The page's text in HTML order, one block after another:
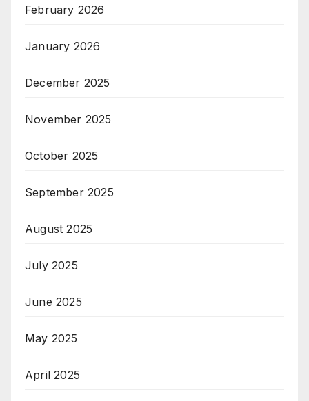
February 2026
January 2026
December 2025
November 2025
October 2025
September 2025
August 2025
July 2025
June 2025
May 2025
April 2025